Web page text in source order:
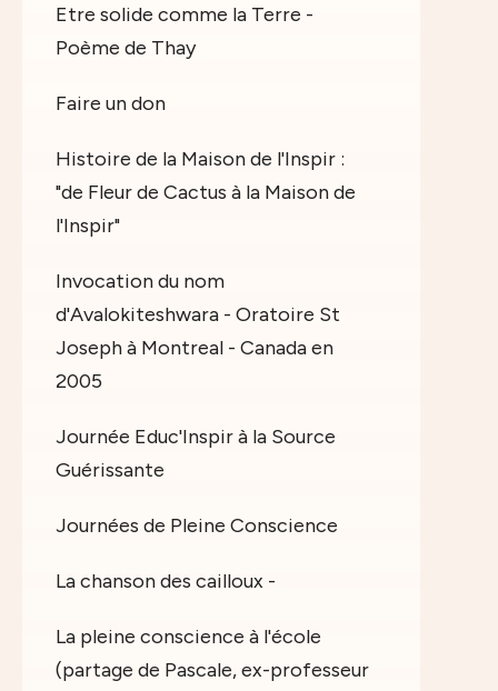
Etre solide comme la Terre -
Poème de Thay
Faire un don
Histoire de la Maison de l'Inspir :
"de Fleur de Cactus à la Maison de
l'Inspir"
Invocation du nom
d'Avalokiteshwara - Oratoire St
Joseph à Montreal - Canada en
2005
Journée Educ'Inspir à la Source
Guérissante
Journées de Pleine Conscience
La chanson des cailloux -
La pleine conscience à l'école
(partage de Pascale, ex-professeur